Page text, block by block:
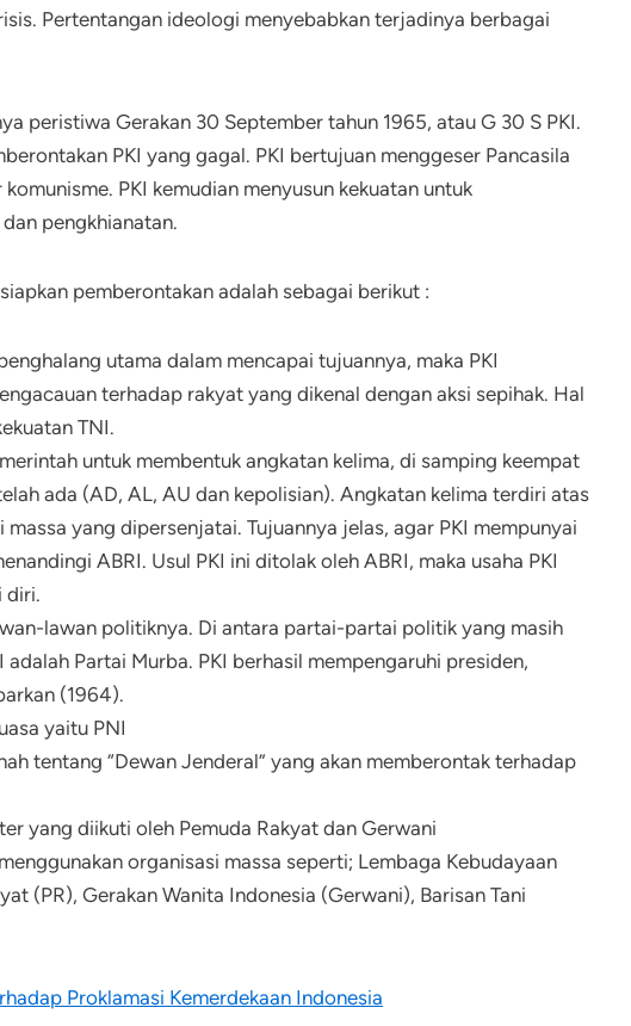
Pertentangan ideologi menyebabkan terjadinya berbagai
peristiwa Gerakan 30 September tahun 1965, atau G 30 S PKI.
PKI yang gagal. PKI bertujuan menggeser Pancasila
PKI kemudian menyusun kekuatan untuk
pengkhianatan.
pemberontakan adalah sebagai berikut :
utama dalam mencapai tujuannya, maka PKI
terhadap rakyat yang dikenal dengan aksi sepihak. Hal
TNI.
untuk membentuk angkatan kelima, di samping keempat
ada (AD, AL, AU dan kepolisian). Angkatan kelima terdiri atas
yang dipersenjatai. Tujuannya jelas, agar PKI mempunyai
ABRI. Usul PKI ini ditolak oleh ABRI, maka usaha PKI
diri.
lawan politiknya. Di antara partai-partai politik yang masih
Partai Murba. PKI berhasil mempengaruhi presiden,
(1964).
yaitu PNI
tentang “Dewan Jenderal” yang akan memberontak terhadap
yang diikuti oleh Pemuda Rakyat dan Gerwani
organisasi massa seperti; Lembaga Kebudayaan
(PR), Gerakan Wanita Indonesia (Gerwani), Barisan Tani
Proklamasi Kemerdekaan Indonesia